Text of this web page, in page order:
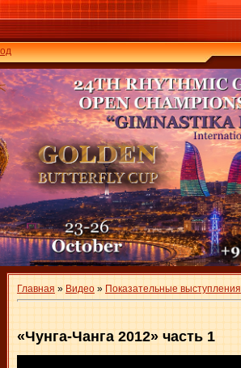
Главная » Видео » Показательные выступления
«Чунга-Чанга 2012» часть 1